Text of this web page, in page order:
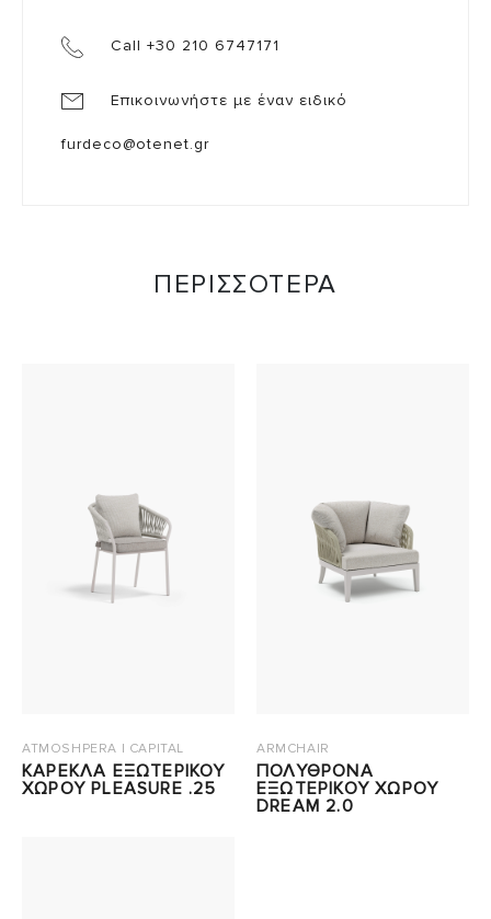
Call +30 210 6747171
Επικοινωνήστε με έναν ειδικό
furdeco@otenet.gr
ΠΕΡΙΣΣΟΤΕΡΑ
ATMOSHPERA | CAPITAL
ΚΑΡΕΚΛΑ ΕΞΩΤΕΡΙΚΟΥ
ΧΩΡΟΥ PLEASURE .25
ARMCHAIR
ΠΟΛΥΘΡΟΝΑ
ΕΞΩΤΕΡΙΚΟΥ ΧΩΡΟΥ
DREAM 2.0